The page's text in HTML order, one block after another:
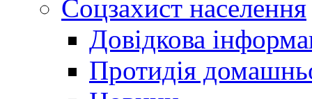
Соцзахист населення
Довідкова
Протидія